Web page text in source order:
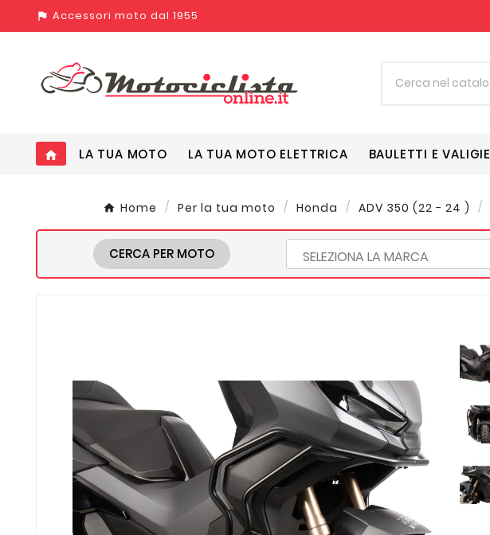
assistant_photo Accessori moto dal 1955
home LA TUA MOTO LA TUA MOTO ELETTRICA BAULETTI E VALIGIE
Home Per la tua moto Honda ADV 350 (22 - 24 )
CERCA PER MOTO